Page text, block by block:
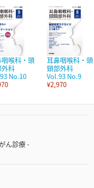
喉科・頭
外科
No.10
耳鼻咽喉科・頭
頸部外科
Vol.93 No.9
¥2,970
ん診療 -